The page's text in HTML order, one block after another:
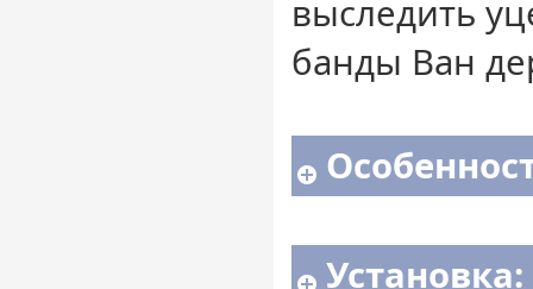
выследить
банды Ван
Установка: